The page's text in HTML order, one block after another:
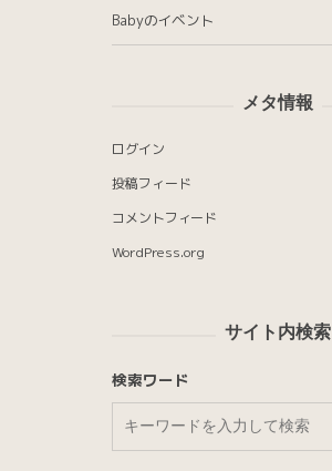
Babyのイベント
メタ情報
ログイン
投稿フィード
コメントフィード
WordPress.org
サイト内検索
検索ワード